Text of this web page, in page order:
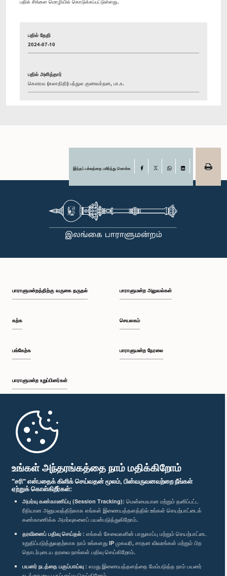
உங்கள் அந்தரங்கத்தை நாம் மதிக்கிறோம்
"சரி" என்பதைக் கிளிக் செய்வதன் மூலம், பின்வருவனவற்றை நீங்கள்
ஏற்றுக் கொள்கிறீர்கள்:
அமர்வு கண்காணிப்பு (Session Tracking): மென்மையான மற்றும் தனிப்பட்ட
ரீதியான அனுபவத்திற்காக எங்கள் இணையத்தளத்தில் உங்கள் செயற்பாட்டைக்
கண்காணிக்க அமர்வுகளைப் பயன்படுத்துகிறோம்.
தரவினைப் பதிவு செய்தல் : எங்கள் சேவைகளின் பாதுகாப்பு மற்றும் செயற்பாட்டை
உறுதிப்படுத்துவதற்காக நாம் உங்களது IP முகவரி, சாதன விவரங்கள் மற்றும் பிற
தொடர்புடைய தரவை நாங்கள் பதிவு செய்கிறோம்.
பயனர் நடத்தை பகுப்பாய்வு : எமது இணையத்தளத்தை மேம்படுத்த நாம் பயனர்
பதில் சிங்கள மொழியில் கொடுக்கப்பட்டுள்ளது.
பதில் தேதி
2024-07-10
பதில் அளித்தார்
கௌரவ (கலாநிதி) பந்துல குணவர்தன, பா.உ.
இந்தப் பக்கத்தை பகிர்ந்து கொள்க Facebook
பாராளுமன்றத்திற்கு வருகை தருதல்
கற்க
பங்கேற்க
பாராளுமன்ற உறுப்பினர்கள்
முதற்பக்கம்
பாராளுமன்ற அலுவல்கள்
செயலகம்
பாராளுமன்ற நேரலை
பாராளுமன்ற கையடக்க செயலி
எம்மை பின்தொடர்க :
விருதுகள்
தனியுரிமைக் கொள்கை